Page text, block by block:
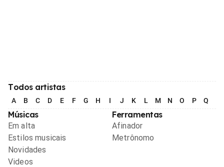
Todos artistas
A B C D E F G H I J K L M N O P Q
Músicas
Em alta
Estilos musicais
Novidades
Videos
Ferramentas
Afinador
Metrônomo